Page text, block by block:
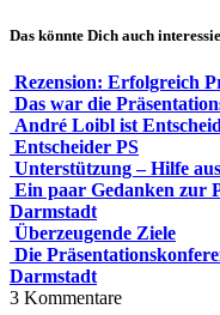
Das könnte Dich auch
Rezension: Erfolgreich
Das war die
André Loibl ist
Entscheider PS
Unterstützung – Hilfe
Ein paar Gedanken zur
Darmstadt
Überzeugende Ziele
Die
Darmstadt
3 Kommentare